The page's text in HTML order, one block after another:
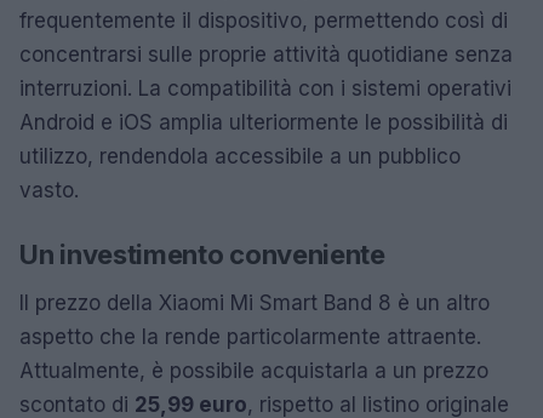
frequentemente il dispositivo, permettendo così di
concentrarsi sulle proprie attività quotidiane senza
interruzioni. La compatibilità con i sistemi operativi
Android e iOS amplia ulteriormente le possibilità di
utilizzo, rendendola accessibile a un pubblico
vasto.
Un investimento conveniente
Il prezzo della Xiaomi Mi Smart Band 8 è un altro
aspetto che la rende particolarmente attraente.
Attualmente, è possibile acquistarla a un prezzo
scontato di 25,99 euro, rispetto al listino originale